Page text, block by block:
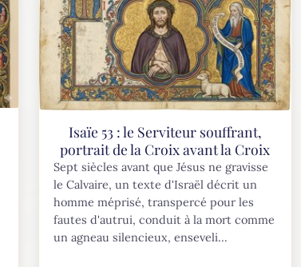
Isaïe 53 : le Serviteur souffrant,
portrait de la Croix avant la Croix
Sept siècles avant que Jésus ne gravisse
le Calvaire, un texte d'Israël décrit un
homme méprisé, transpercé pour les
fautes d'autrui, conduit à la mort comme
un agneau silencieux, enseveli...